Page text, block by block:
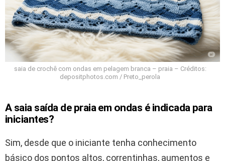
saia de crochê com ondas em pelagem branca – praia – Créditos:
depositphotos.com / Preto_perola
A saia saída de praia em ondas é indicada para
iniciantes?
Sim, desde que o iniciante tenha conhecimento
básico dos pontos altos, correntinhas, aumentos e